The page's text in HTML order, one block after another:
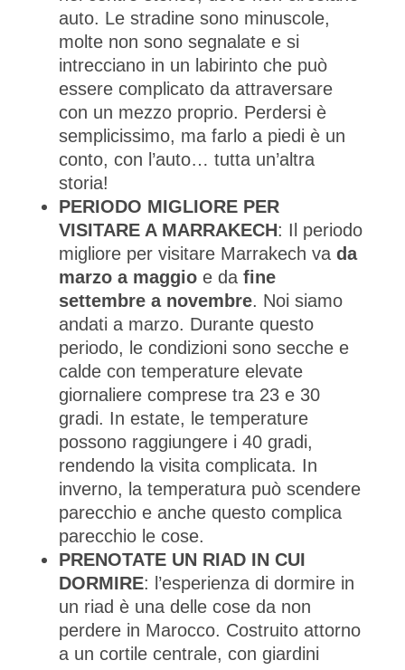
auto. Le stradine sono minuscole,
molte non sono segnalate e si
intrecciano in un labirinto che può
essere complicato da attraversare
con un mezzo proprio. Perdersi è
semplicissimo, ma farlo a piedi è un
conto, con l’auto… tutta un’altra
storia!
PERIODO MIGLIORE PER
VISITARE A MARRAKECH: Il periodo
migliore per visitare Marrakech va da
marzo a maggioe dafine
settembre a novembre. Noi siamo
andati a marzo. Durante questo
periodo, le condizioni sono secche e
calde con temperature elevate
giornaliere comprese tra 23 e 30
gradi. In estate, le temperature
possono raggiungere i 40 gradi,
rendendo la visita complicata. In
inverno, la temperatura può scendere
parecchio e anche questo complica
parecchio le cose.
PRENOTATE UN RIAD IN CUI
DORMIRE: l’esperienza di dormire in
un riad è una delle cose da non
perdere in Marocco. Costruito attorno
a un cortile centrale, con giardini